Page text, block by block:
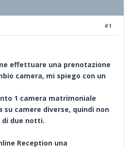
#1
effettuare una prenotazione
camera, mi spiego con un
1 camera matrimoniale
su camere diverse, quindi non
due notti.
Reception una